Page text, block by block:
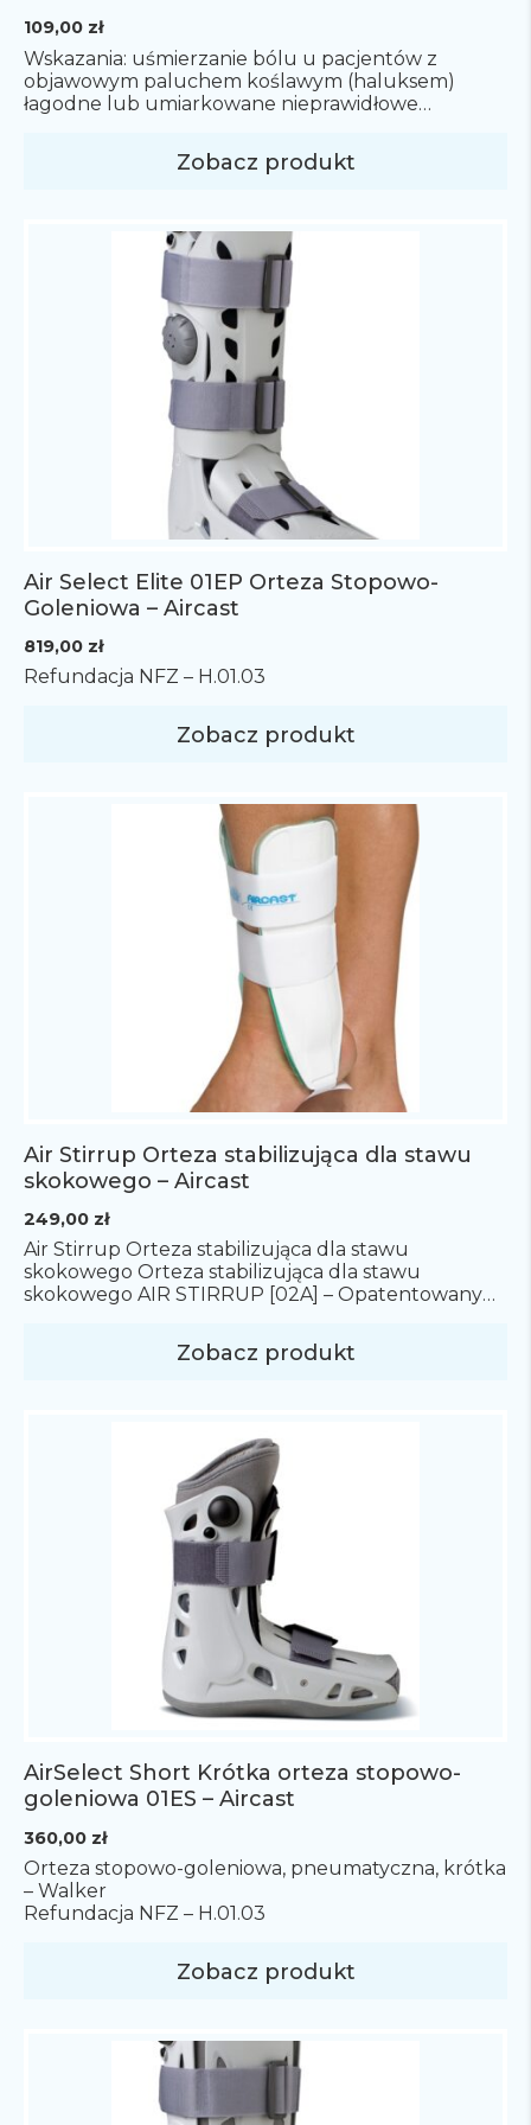
109,00 zł
Wskazania: uśmierzanie bólu u pacjentów z
objawowym paluchem koślawym (haluksem)
łagodne lub umiarkowane nieprawidłowe
operacji palucha koślawego (haluksa)
Zobacz produkt
Air Select Elite 01EP Orteza Stopowo-
Goleniowa – Aircast
819,00 zł
Refundacja NFZ – H.01.03
Zobacz produkt
Air Stirrup Orteza stabilizująca dla stawu
skokowego – Aircast
249,00 zł
Air Stirrup Orteza stabilizująca dla stawu
skokowego Orteza stabilizująca dla stawu
skokowego AIR STIRRUP [02A] – Opatentowany
obrzęku, ogranicza ruchy nawracania i odwracania
stopy, stabilizuje boczne i przyśrodkowe więzadła
Sposób pomiaru: Aby dobrać […]
Zobacz produkt
AirSelect Short Krótka orteza stopowo-
goleniowa 01ES – Aircast
360,00 zł
Orteza stopowo-goleniowa, pneumatyczna, krótka
– Walker
Refundacja NFZ – H.01.03
Zobacz produkt